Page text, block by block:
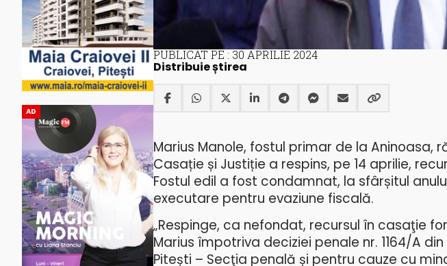
AD
PUBLICAT PE : 30 APRILIE 2024
Distribuie știrea
Marius Manole, fostul primar de la Aninoasa,
Casație și Justiție a respins, pe 14 aprilie,
Fostul edil a fost condamnat, la sfârșitul
executare pentru evaziune fiscală.
„Respinge, ca nefondat, recursul în casaţie
Marius împotriva deciziei penale nr. 1164/A
Pitești – Secţia penală și pentru cauze cu